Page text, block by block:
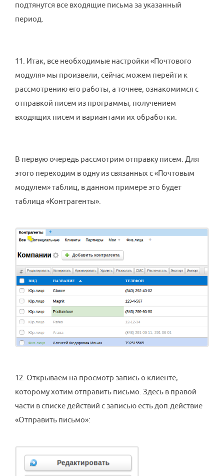
подтянутся все входящие письма за указанный
период.
11. Итак, все необходимые настройки «Почтового
модуля» мы произвели, сейчас можем перейти к
рассмотрению его работы, а точнее, ознакомимся с
отправкой писем из программы, получением
входящих писем и вариантами их обработки.
В первую очередь рассмотрим отправку писем. Для
этого переходим в одну из связанных с «Почтовым
модулем» таблиц, в данном примере это будет
таблица «Контрагенты».
12. Открываем на просмотр запись о клиенте,
которому хотим отправить письмо. Здесь в правой
части в списке действий с записью есть доп.действие
«Отправить письмо»: